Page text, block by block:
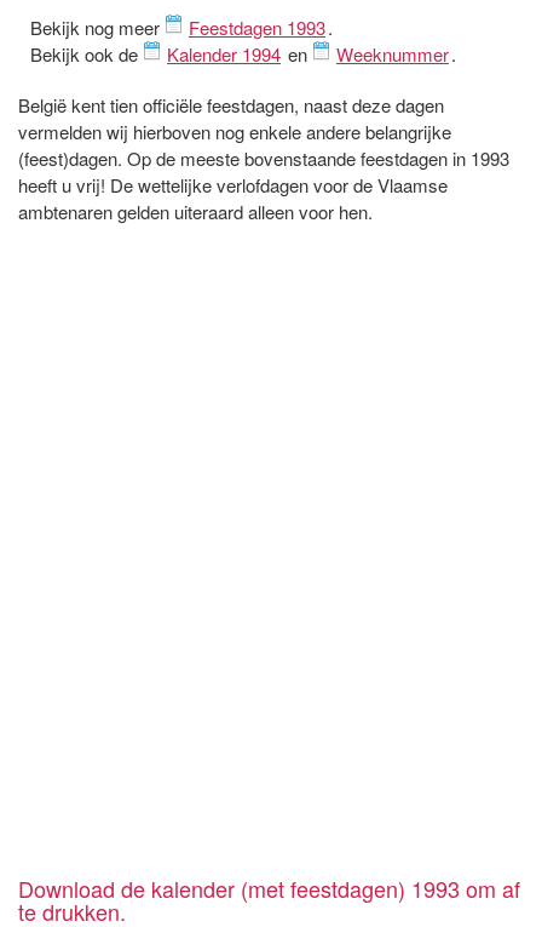
Bekijk nog meer
Feestdagen 1993.
Bekijk ook de
Kalender 1994 en Weeknummer.
België kent tien officiële feestdagen, naast deze dagen
vermelden wij hierboven nog enkele andere belangrijke
(feest)dagen. Op de meeste bovenstaande feestdagen in 1993
heeft u vrij! De wettelijke verlofdagen voor de Vlaamse
ambtenaren gelden uiteraard alleen voor hen.
Download de kalender (met feestdagen) 1993 om af
te drukken.